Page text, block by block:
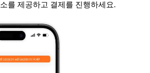
를 제공하고 결제를 진행하세요.